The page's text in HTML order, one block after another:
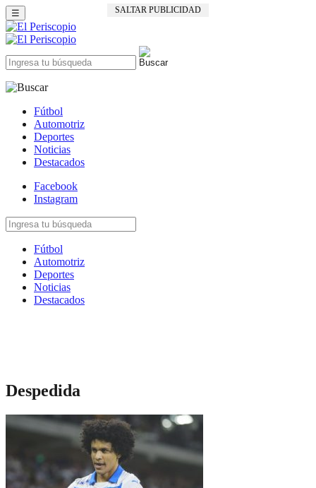
SALTAR PUBLICIDAD
☰
Fútbol
Automotriz
Deportes
Noticias
Destacados
Facebook
Instagram
Fútbol
Automotriz
Deportes
Noticias
Destacados
Despedida